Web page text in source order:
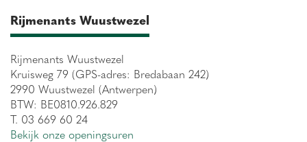
Rijmenants Wuustwezel
Rijmenants Wuustwezel
Kruisweg 79 (GPS-adres: Bredabaan 242)
2990 Wuustwezel (Antwerpen)
BTW: BE0810.926.829
T. 03 669 60 24
Bekijk onze openingsuren